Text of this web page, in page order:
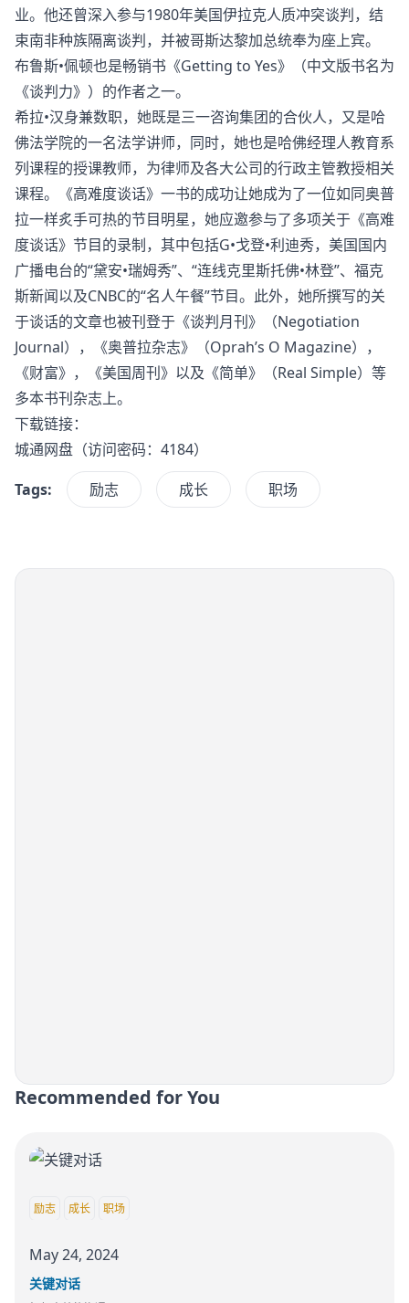
业。他还曾深入参与1980年美国伊拉克人质冲突谈判，结
束南非种族隔离谈判，并被哥斯达黎加总统奉为座上宾。
布鲁斯•佩顿也是畅销书《Getting to Yes》（中文版书名为
《谈判力》）的作者之一。
希拉•汉身兼数职，她既是三一咨询集团的合伙人，又是哈
佛法学院的一名法学讲师，同时，她也是哈佛经理人教育系
列课程的授课教师，为律师及各大公司的行政主管教授相关
课程。《高难度谈话》一书的成功让她成为了一位如同奥普
拉一样炙手可热的节目明星，她应邀参与了多项关于《高难
度谈话》节目的录制，其中包括G•戈登•利迪秀，美国国内
广播电台的“黛安•瑞姆秀”、“连线克里斯托佛•林登”、福克
斯新闻以及CNBC的“名人午餐”节目。此外，她所撰写的关
于谈话的文章也被刊登于《谈判月刊》（Negotiation
Journal），《奥普拉杂志》（Oprah’s O Magazine），
《财富》，《美国周刊》以及《简单》（Real Simple）等
多本书刊杂志上。
下载链接：
城通网盘 （访问密码：4184）
Tags:
励志 成长 职场
Recommended for You
励志 成长 职场
May 24, 2024
关键对话